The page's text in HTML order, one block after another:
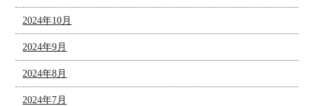
2024年10月
2024年9月
2024年8月
2024年7月